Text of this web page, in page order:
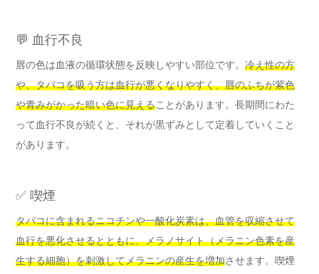
💬 血行不良
唇の色は血液の循環状態を反映しやすい部位です。 冷え性の方
や、タバコを吸う方は血行が悪くなりやすく、唇のふちが紫色
や青みがかった暗い色に見えることがあります。長期間にわた
って血行不良が続くと、それが黒ずみとして定着していくこと
があります。
✅ 喫煙
タバコに含まれるニコチンや一酸化炭素は、血管を収縮させて
血行を悪化させるとともに、メラノサイト（メラニン色素を産
生する細胞）を刺激してメラニンの産生を増加させます。喫煙